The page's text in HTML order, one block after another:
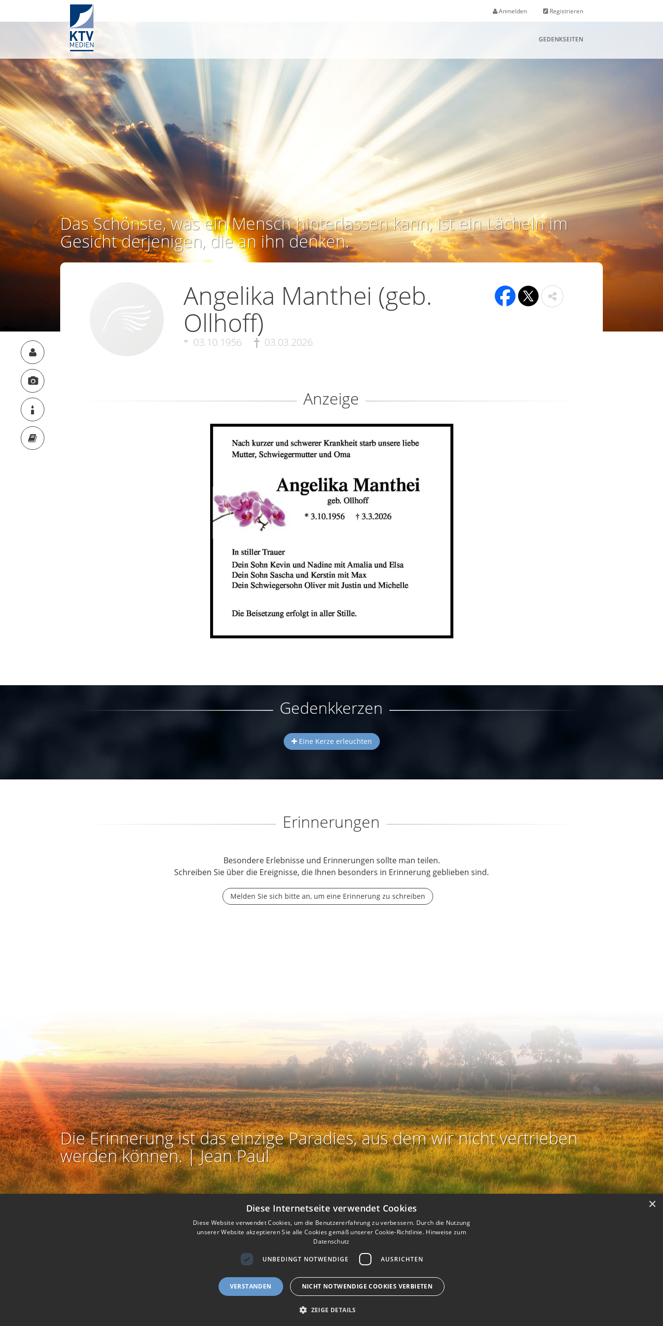
Anmelden Registrieren
GEDENKSEITEN
Das Schönste, was ein Mensch hinterlassen kann, ist ein Lächeln im
Gesicht derjenigen, die an ihn denken.
Angelika Manthei (geb.
Ollhoff)
03.10.1956 03.03.2026
Anzeige
Gedenkkerzen
Eine Kerze erleuchten
Erinnerungen
Besondere Erlebnisse und Erinnerungen sollte man teilen.
Schreiben Sie über die Ereignisse, die Ihnen besonders in Erinnerung geblieben sind.
Melden Sie sich bitte an, um eine Erinnerung zu schreiben
Die Erinnerung ist das einzige Paradies, aus dem wir nicht vertrieben
werden können. | Jean Paul
Rechtliches: Impressum - Nutzungsbedingungen Datenschutz
Barrierefreiheit - Barriere melden -
I
m
c
Accessibility-Modus aktivieren -
I
m
Kontrastmodus aktivieren
Nützliches:
eigenes Gedenkportal erstellen
Vertrag widerrufen
×
Diese Internetseite verwendet Cookies
Diese Website verwendet Cookies, um die Benutzererfahrung zu verbessern. Durch die Nutzung
unserer Website akzeptieren Sie alle Cookies gemäß unserer Cookie-Richtlinie. Hinweise zum
Datenschutz
UNBEDINGT NOTWENDIGE AUSRICHTEN
VERSTANDEN NICHT NOTWENDIGE COOKIES VERBIETEN
ZEIGE DETAILS